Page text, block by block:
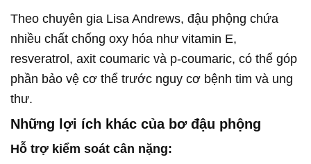
Theo chuyên gia Lisa Andrews, đậu phộng chứa
nhiều chất chống oxy hóa như vitamin E,
resveratrol, axit coumaric và p-coumaric, có thể góp
phần bảo vệ cơ thể trước nguy cơ bệnh tim và ung
thư.
Những lợi ích khác của bơ đậu phộng
Hỗ trợ kiểm soát cân nặng: